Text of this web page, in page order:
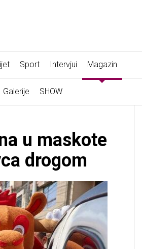
Sport Intervjui Magazin
Galerije SHOW
u maskote
drogom